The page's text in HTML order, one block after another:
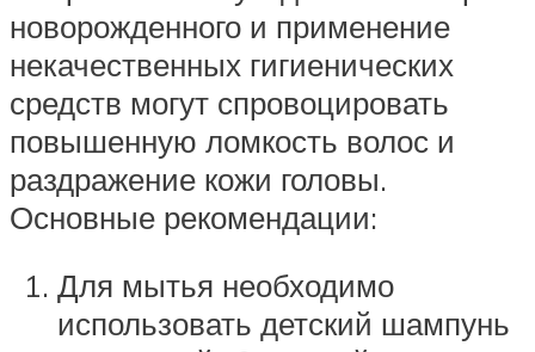
новорожденного и применение
некачественных гигиенических
средств могут спровоцировать
повышенную ломкость волос и
раздражение кожи головы.
Основные рекомендации:
Для мытья необходимо
использовать детский шампунь